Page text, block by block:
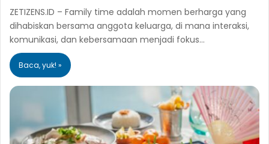
ZETIZENS.ID – Family time adalah momen berharga yang
dihabiskan bersama anggota keluarga, di mana interaksi,
komunikasi, dan kebersamaan menjadi fokus…
Baca, yuk! »